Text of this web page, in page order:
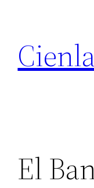
contenido
El